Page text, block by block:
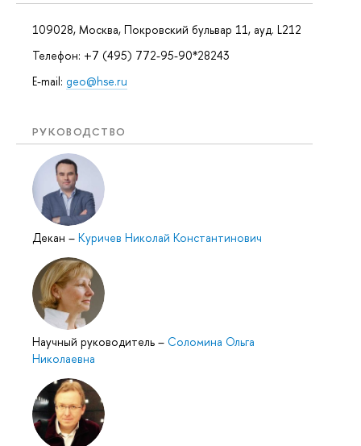
109028, Москва, Покровский бульвар 11, ауд. L212
Телефон: +7 (495) 772-95-90*28243
E-mail: geo@hse.ru
РУКОВОДСТВО
Декан – Куричев Николай Константинович
Научный руководитель – Соломина Ольга
Николаевна